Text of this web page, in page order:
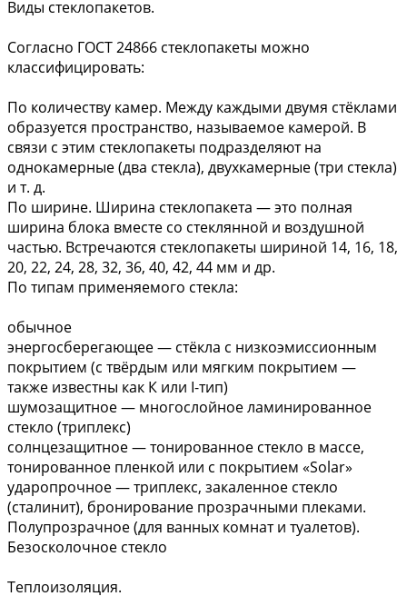
Виды стеклопакетов.
Согласно ГОСТ 24866 стеклопакеты можно
классифицировать:
По количеству камер. Между каждыми двумя стёклами
образуется пространство, называемое камерой. В
связи с этим стеклопакеты подразделяют на
однокамерные (два стекла), двухкамерные (три стекла)
и т. д.
По ширине. Ширина стеклопакета — это полная
ширина блока вместе со стеклянной и воздушной
частью. Встречаются стеклопакеты шириной 14, 16, 18,
20, 22, 24, 28, 32, 36, 40, 42, 44 мм и др.
По типам применяемого стекла:
обычное
энергосберегающее — стёкла с низкоэмиссионным
покрытием (с твёрдым или мягким покрытием —
также известны как К или I-тип)
шумозащитное — многослойное ламинированное
стекло (триплекс)
солнцезащитное — тонированное стекло в массе,
тонированное пленкой или с покрытием «Solar»
ударопрочное — триплекс, закаленное стекло
(сталинит), бронирование прозрачными плеками.
Полупрозрачное (для ванных комнат и туалетов).
Безосколочное стекло
Теплоизоляция.